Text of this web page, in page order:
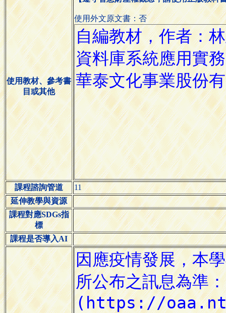
使用教材、參考書
目或其他
使用外文原文書：否
課程諮詢管道
11
延伸教學與資源
課程對應SDGs指
標
課程是否導入AI